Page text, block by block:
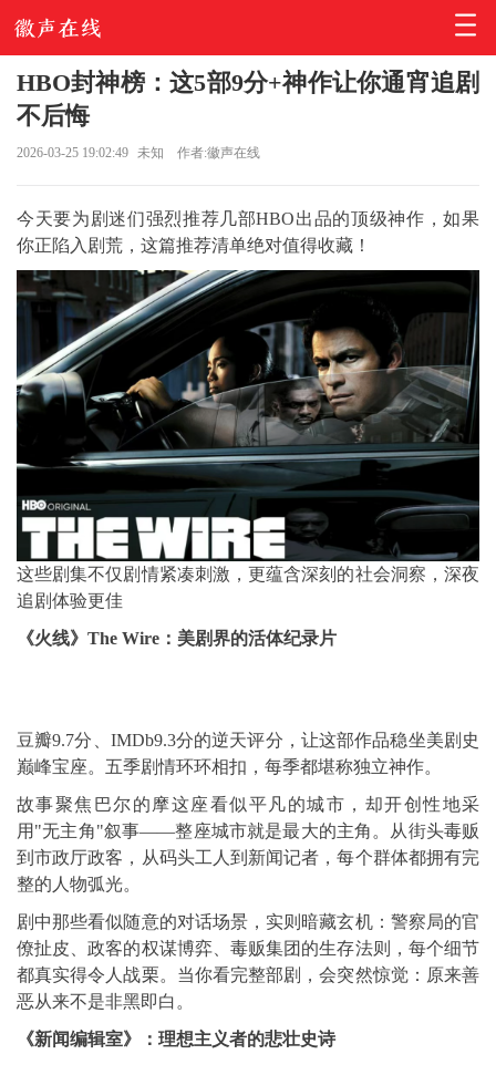
HBO封神榜：这5部9分+神作让你通宵追剧
不后悔
2026-03-25 19:02:49 未知 作者:徽声在线
今天要为剧迷们强烈推荐几部HBO出品的顶级神作，如果
你正陷入剧荒，这篇推荐清单绝对值得收藏！
这些剧集不仅剧情紧凑刺激，更蕴含深刻的社会洞察，深夜
追剧体验更佳
《火线》The Wire：美剧界的活体纪录片
豆瓣9.7分、IMDb9.3分的逆天评分，让这部作品稳坐美剧史
巅峰宝座。五季剧情环环相扣，每季都堪称独立神作。
故事聚焦巴尔的摩这座看似平凡的城市，却开创性地采
用"无主角"叙事——整座城市就是最大的主角。从街头毒贩
到市政厅政客，从码头工人到新闻记者，每个群体都拥有完
整的人物弧光。
剧中那些看似随意的对话场景，实则暗藏玄机：警察局的官
僚扯皮、政客的权谋博弈、毒贩集团的生存法则，每个细节
都真实得令人战栗。当你看完整部剧，会突然惊觉：原来善
恶从来不是非黑即白。
《新闻编辑室》：理想主义者的悲壮史诗